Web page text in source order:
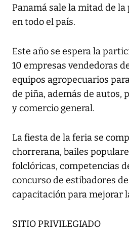
Panamá sale la mitad de la
en todo el país.
Este año se espera la
10 empresas vendedoras
equipos agropecuarios
de piña, además de autos,
y comercio general.
La fiesta de la feria se
chorrerana, bailes
folclóricas, competencias
concurso de estibadores
capacitación para mejorar
SITIO PRIVILEGIADO